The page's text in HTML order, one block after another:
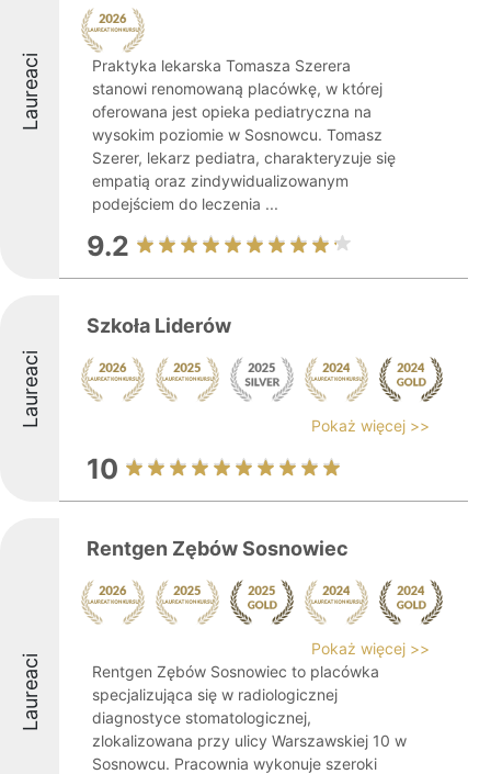
Laureaci
Praktyka lekarska Tomasza Szerera
stanowi renomowaną placówkę, w której
oferowana jest opieka pediatryczna na
wysokim poziomie w Sosnowcu. Tomasz
Szerer, lekarz pediatra, charakteryzuje się
empatią oraz zindywidualizowanym
podejściem do leczenia ...
9.2
Laureaci
Szkoła Liderów
Pokaż więcej >>
10
Laureaci
Rentgen Zębów Sosnowiec
Pokaż więcej >>
Rentgen Zębów Sosnowiec to placówka
specjalizująca się w radiologicznej
diagnostyce stomatologicznej,
zlokalizowana przy ulicy Warszawskiej 10 w
Sosnowcu. Pracownia wykonuje szeroki